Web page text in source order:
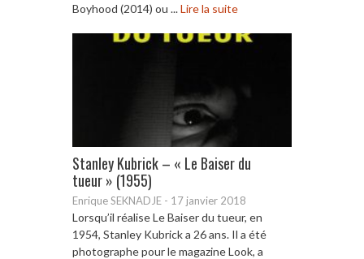
Boyhood (2014) ou ...Lire la suite
Stanley Kubrick – « Le Baiser du
tueur » (1955)
Enrique SEKNADJE - 17 janvier 2018
Lorsqu’il réalise Le Baiser du tueur, en
1954, Stanley Kubrick a 26 ans. Il a été
photographe pour le magazine Look, a